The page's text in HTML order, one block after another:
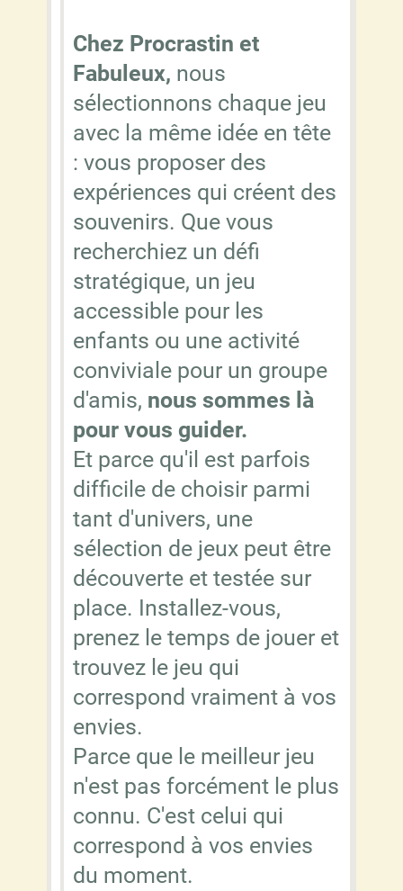
Chez Procrastin et
Fabuleux, nous
sélectionnons chaque jeu
avec la même idée en tête
: vous proposer des
expériences qui créent des
souvenirs. Que vous
recherchiez un défi
stratégique, un jeu
accessible pour les
enfants ou une activité
conviviale pour un groupe
d'amis, nous sommes là
pour vous guider.
Et parce qu'il est parfois
difficile de choisir parmi
tant d'univers, une
sélection de jeux peut être
découverte et testée sur
place. Installez-vous,
prenez le temps de jouer et
trouvez le jeu qui
correspond vraiment à vos
envies.
Parce que le meilleur jeu
n'est pas forcément le plus
connu. C'est celui qui
correspond à vos envies
du moment.